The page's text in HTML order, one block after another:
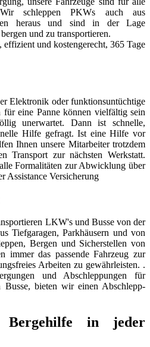
Wir schleppen PKWs auch aus
heraus und sind in der Lage
und zu transportieren.
und kostengerecht, 365 Tage
Elektronik oder funktionsuntüchtige
eine Panne können vielfältig sein
unerwartet. Dann ist schnelle,
Hilfe gefragt. Ist eine Hilfe vor
Ihnen unsere Mitarbeiter trotzdem
Transport zur nächsten Werkstatt.
Formalitäten zur Abwicklung über
Assistance Versicherung
LKW's und Busse von der
Tiefgaragen, Parkhäusern und von
Bergen und Sicherstellen von
immer das passende Fahrzeug zur
Arbeiten zu gewährleisten. .
und Abschleppungen für
bieten wir einen Abschlepp-
Bergehilfe in jeder